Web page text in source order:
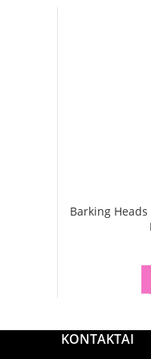
Barking Heads
KONTAKTAI